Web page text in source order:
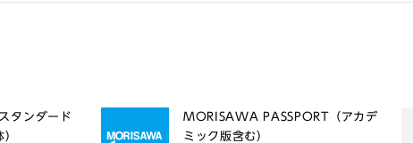
タンダード
MORISAWA PASSPORT（アカデ
ミック版含む）